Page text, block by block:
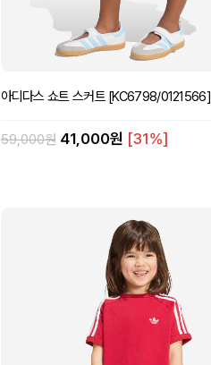
아디다스 쇼트 스커트 [KC6798/0121566]
59,000원 41,000원 [31%]